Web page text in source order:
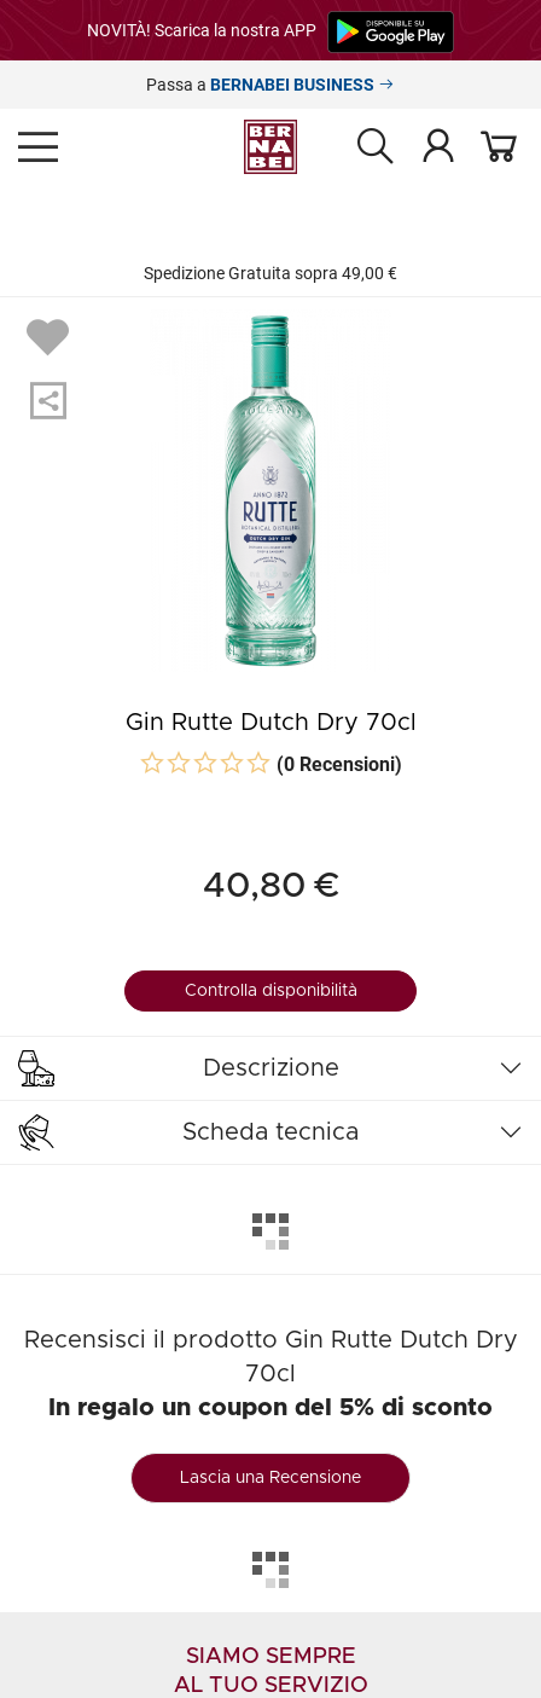
NOVITÀ! Scarica la nostra APP
Passa a BERNABEI BUSINESS
Spedizione Gratuita sopra 49,00 €
Gin Rutte Dutch Dry 70cl
(0 Recensioni)
40,80 €
Controlla disponibilità
Descrizione
Scheda tecnica
Recensisci il prodotto Gin Rutte Dutch Dry
70cl
In regalo un coupon del 5% di sconto
Lascia una Recensione
SIAMO SEMPRE
AL TUO SERVIZIO